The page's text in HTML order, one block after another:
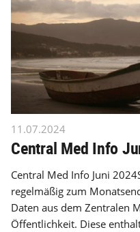
11.07.2024
Central Med Info
Central Med Info Juni
regelmäßig zum
Daten aus dem Zentralen
Öffentlichkeit. Diese